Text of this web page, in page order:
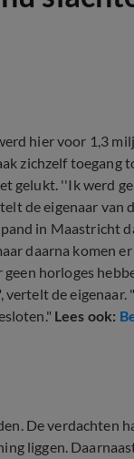
hier voor 1,3
zichzelf toegang
gelukt. ''Ik werd
de eigenaar van
in Maastricht
daarna komen
horloges
vertelt de eigenaar.
Lees ook:
De verdachten
liggen.